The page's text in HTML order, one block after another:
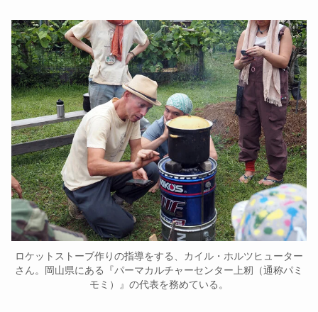
ロケットストーブ作りの指導をする、カイル・ホルツヒューター
さん。岡山県にある『パーマカルチャーセンター上籾（通称パミ
モミ）』の代表を務めている。